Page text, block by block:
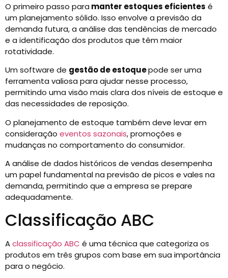
O primeiro passo para manter estoques eficientes é
um planejamento sólido. Isso envolve a previsão da
demanda futura, a análise das tendências de mercado
e a identificação dos produtos que têm maior
rotatividade.
Um software de gestão de estoquepode ser uma
ferramenta valiosa para ajudar nesse processo,
permitindo uma visão mais clara dos níveis de estoque e
das necessidades de reposição.
O planejamento de estoque também deve levar em
consideração eventos sazonais, promoções e
mudanças no comportamento do consumidor.
A análise de dados históricos de vendas desempenha
um papel fundamental na previsão de picos e vales na
demanda, permitindo que a empresa se prepare
adequadamente.
Classificação ABC
Aclassificação ABC é uma técnica que categoriza os
produtos em três grupos com base em sua importância
para o negócio.